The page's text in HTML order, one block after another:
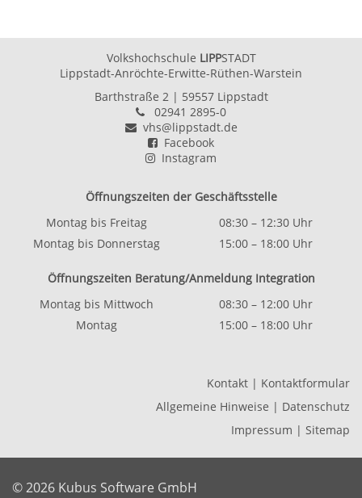
Volkshochschule LIPPSTADT
Lippstadt-Anröchte-Erwitte-Rüthen-Warstein
Barthstraße 2| 59557 Lippstadt
02941 2895-0
vhs@lippstadt.de
Facebook
Instagram
Öffnungszeiten der Geschäftsstelle
Montag bis Freitag
08:30 – 12:30 Uhr
Montag bis Donnerstag
15:00 – 18:00 Uhr
Öffnungszeiten Beratung/Anmeldung Integration
Montag bis Mittwoch
08:30 – 12:00 Uhr
Montag
15:00 – 18:00 Uhr
Kontakt | Kontaktformular
Allgemeine Hinweise | Datenschutz
Impressum | Sitemap
© 2026 Kubus Software GmbH